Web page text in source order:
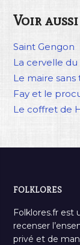
Voir aussi
Saint Gengon
La cervelle
Le maire sans
Fay et le
Le coffret de
FOLKLORES
Folklores.fr est
recenser
privé et de